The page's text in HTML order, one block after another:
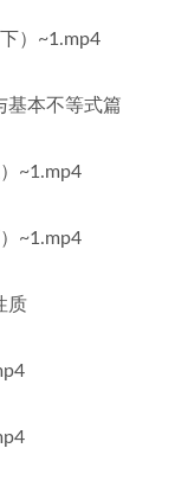
）~1.mp4
基本不等式篇
~1.mp4
~1.mp4
质